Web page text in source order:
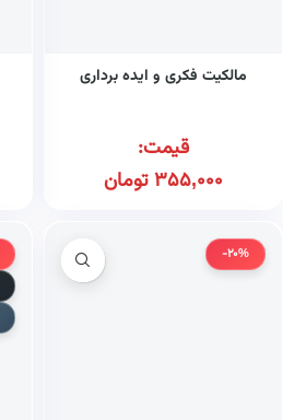
مالکیت فکری و ایده برداری
قیمت:
355,000تومان
-20%